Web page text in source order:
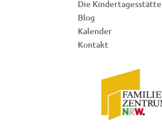
Die Kindertagesstätte
Blog
Kalender
Kontakt